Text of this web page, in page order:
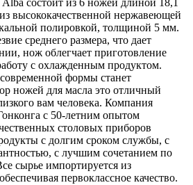
высококачественной нержавеющей
полировкой, толщиной 5 мм.
среднего размера, что дает
нож облегчает приготовление
с охлажденным продуктом.
формы станет
ножей для масла это отличный
вам человека. Компания
с 50-летним опытом
столовых приборов
с долгим сроком службы, с
с лучшим сочетанием по
сырье импортируется из
первоклассное качество.